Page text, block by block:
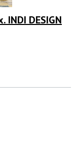
INDI DESIGN